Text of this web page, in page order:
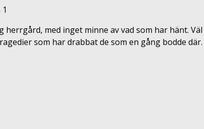
med inget minne av vad som har hänt.
som har drabbat de som en gång bodde där.